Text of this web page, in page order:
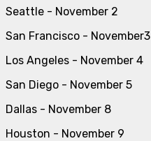
Seattle - November 2
San Francisco - November3
Los Angeles - November 4
San Diego - November 5
Dallas - November 8
Houston - November 9